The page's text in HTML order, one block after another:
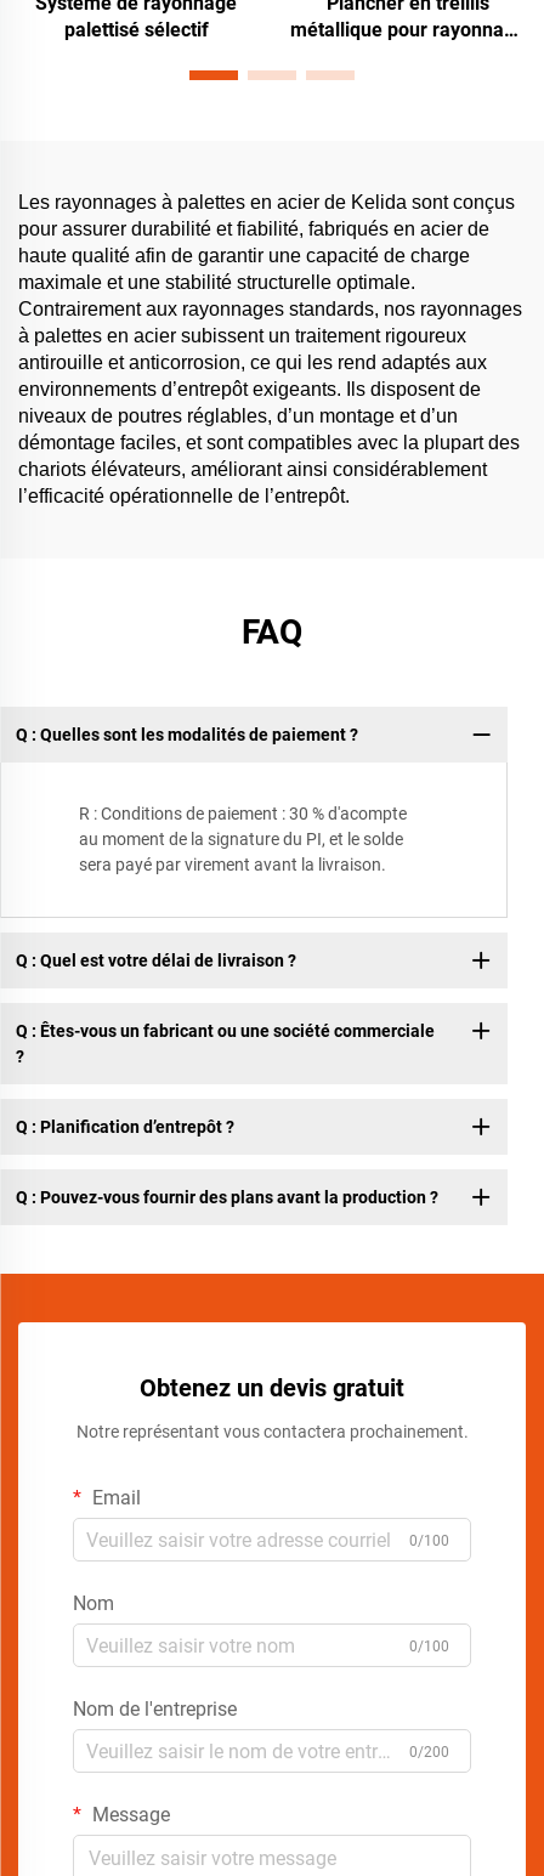
palettisé sélectif
métallique pour rayonnage
Les rayonnages à palettes en acier de Kelida sont conçus
pour assurer durabilité et fiabilité, fabriqués en acier de
haute qualité afin de garantir une capacité de charge
maximale et une stabilité structurelle optimale.
Contrairement aux rayonnages standards, nos rayonnages
à palettes en acier subissent un traitement rigoureux
antirouille et anticorrosion, ce qui les rend adaptés aux
environnements d’entrepôt exigeants. Ils disposent de
niveaux de poutres réglables, d’un montage et d’un
démontage faciles, et sont compatibles avec la plupart des
chariots élévateurs, améliorant ainsi considérablement
l’efficacité opérationnelle de l’entrepôt.
FAQ
Q : Quelles sont les modalités de paiement ?
R : Conditions de paiement : 30 % d'acompte
au moment de la signature du PI, et le solde
sera payé par virement avant la livraison.
Q : Quel est votre délai de livraison ?
Q : Êtes-vous un fabricant ou une société commerciale
?
Q : Planification d’entrepôt ?
Q : Pouvez-vous fournir des plans avant la production ?
Obtenez un devis gratuit
Notre représentant vous contactera prochainement.
Email
0/100
Nom
0/100
Nom de l'entreprise
0/200
Message